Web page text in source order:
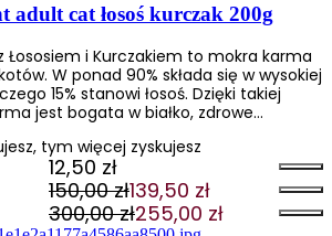
202,80 zł.
188,60 zł.
wynosiła:
405,60 zł.
wynosi:
344,76 zł.
adult cat łosoś kurczak 200g
Łososiem i Kurczakiem to mokra karma
W ponad 90% składa się w wysokiej
15% stanowi łosoś. Dzięki takiej
jest bogata w białko, zdrowe…
tym więcej zyskujesz
12,50 zł
150,00zł
Pierwotna
cena
139,50 zł
Aktualna
cena
300,00zł
Pierwotna255,00 zł
Aktualna